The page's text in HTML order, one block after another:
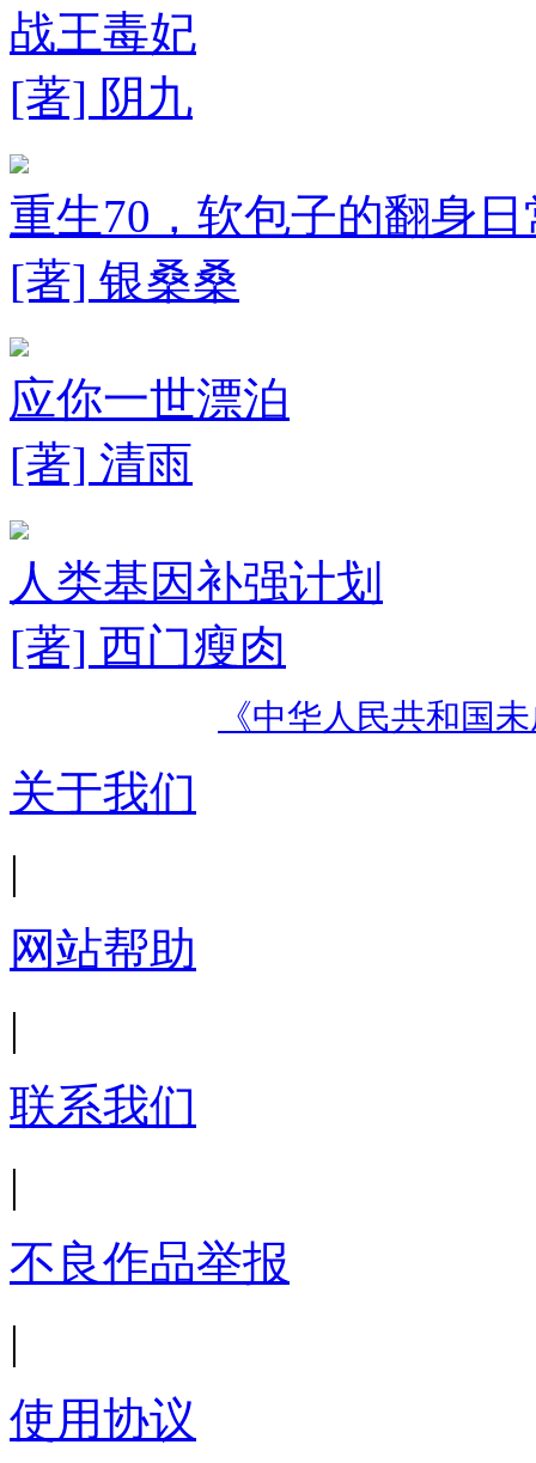
战王毒妃
[著] 阴九
重生70，软包子的翻身日
[著] 银桑桑
应你一世漂泊
[著] 清雨
人类基因补强计划
[著] 西门瘦肉
《中华人民共和国
关于我们
|
网站帮助
|
联系我们
|
不良作品举报
|
使用协议